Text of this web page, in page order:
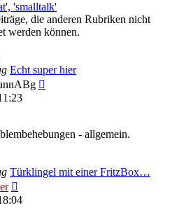
'smalltalk'
die anderen Rubriken nicht
werden können.
Echt super hier
- allgemein.
Türklingel mit einer FritzBox…
Beitrag